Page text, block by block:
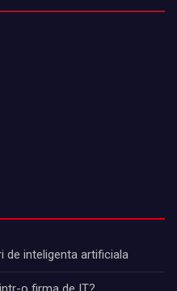
de inteligenta artificiala